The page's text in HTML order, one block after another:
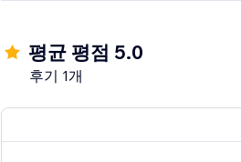
평균 평점 5.0
후기 1개